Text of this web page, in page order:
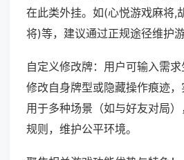
在此类外挂。如(心悦游戏麻将,
将)等，建议通过正规途径维护游
自定义修改牌：用户可输入需求
修改自身牌型或隐藏操作痕迹，
用于多种场景（如与好友对局
规则，维护公平环境。